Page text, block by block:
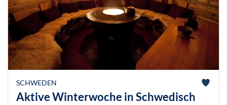
SCHWEDEN
Aktive Winterwoche in Schwedisch